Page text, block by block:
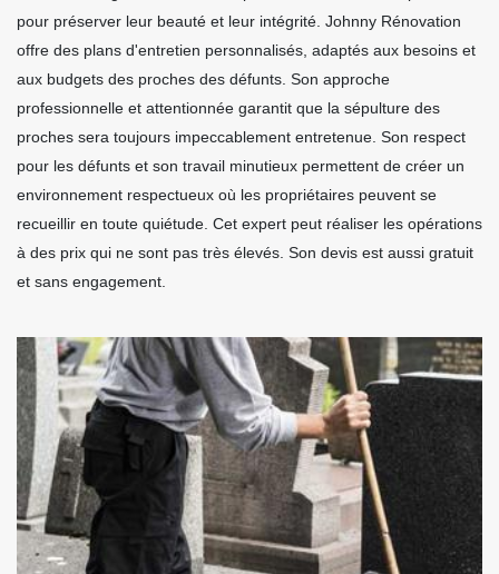
pour préserver leur beauté et leur intégrité. Johnny Rénovation
offre des plans d'entretien personnalisés, adaptés aux besoins et
aux budgets des proches des défunts. Son approche
professionnelle et attentionnée garantit que la sépulture des
proches sera toujours impeccablement entretenue. Son respect
pour les défunts et son travail minutieux permettent de créer un
environnement respectueux où les propriétaires peuvent se
recueillir en toute quiétude. Cet expert peut réaliser les opérations
à des prix qui ne sont pas très élevés. Son devis est aussi gratuit
et sans engagement.